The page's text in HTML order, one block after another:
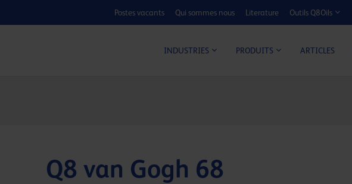
Postes vacants Qui sommes nous Literature Outils Q8Oils
INDUSTRIES PRODUITS ARTICLES
Q8 van Gogh 68